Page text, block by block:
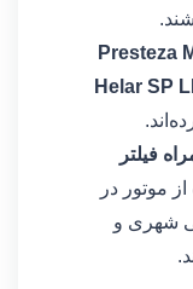
Presteza
Helar SP
موتور در
شهری و